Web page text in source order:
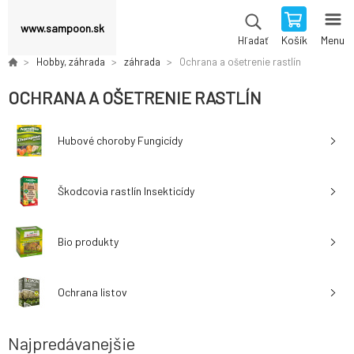
www.sampoon.sk
Hľadať Košík Menu
Hobby, záhrada záhrada Ochrana a ošetrenie rastlín
OCHRANA A OŠETRENIE RASTLÍN
Hubové choroby Fungicídy
Škodcovia rastlín Insekticídy
Bio produkty
Ochrana listov
Najpredávanejšie